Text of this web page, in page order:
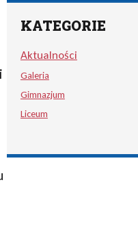
KATEGORIE
Aktualności
Galeria
Gimnazjum
Liceum